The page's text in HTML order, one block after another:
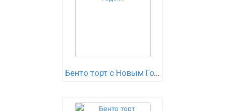
Бенто торт с Новым Годом!